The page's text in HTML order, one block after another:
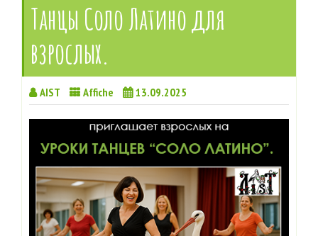
Танцы Соло Латино для
взрослых.
AIST Affiche 13.09.2025